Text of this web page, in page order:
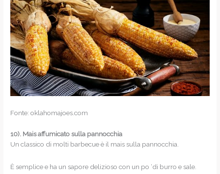
Fonte: oklahomajoes.com
10). Mais affumicato sulla pannocchia
Un classico di molti barbecue è il mais sulla pannocchia.
È semplice e ha un sapore delizioso con un po ‘di burro e sale.